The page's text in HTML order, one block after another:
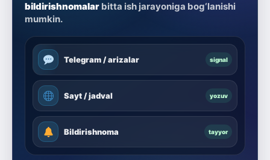
bildirishnomalar bitta ish jarayoniga bog‘lanishi
mumkin.
Telegram / arizalar signal
Sayt / jadval yozuv
Bildirishnoma tayyor